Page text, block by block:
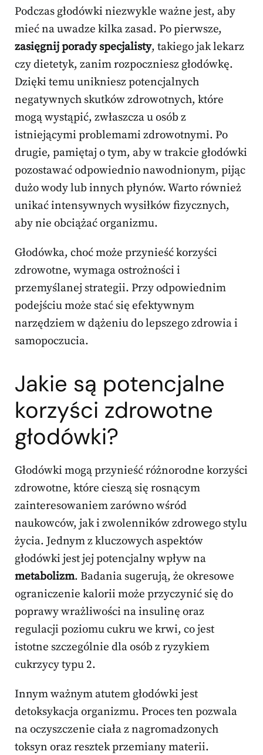
Podczas głodówki niezwykle ważne jest, aby
mieć na uwadze kilka zasad. Po pierwsze,
zasięgnij porady specjalisty, takiego jak lekarz
czy dietetyk, zanim rozpoczniesz głodówkę.
Dzięki temu unikniesz potencjalnych
negatywnych skutków zdrowotnych, które
mogą wystąpić, zwłaszcza u osób z
istniejącymi problemami zdrowotnymi. Po
drugie, pamiętaj o tym, aby w trakcie głodówki
pozostawać odpowiednio nawodnionym, pijąc
dużo wody lub innych płynów. Warto również
unikać intensywnych wysiłków fizycznych,
aby nie obciążać organizmu.
Głodówka, choć może przynieść korzyści
zdrowotne, wymaga ostrożności i
przemyślanej strategii. Przy odpowiednim
podejściu może stać się efektywnym
narzędziem w dążeniu do lepszego zdrowia i
samopoczucia.
Jakie są potencjalne
korzyści zdrowotne
głodówki?
Głodówki mogą przynieść różnorodne korzyści
zdrowotne, które cieszą się rosnącym
zainteresowaniem zarówno wśród
naukowców, jak i zwolenników zdrowego stylu
życia. Jednym z kluczowych aspektów
głodówki jest jej potencjalny wpływ na
metabolizm. Badania sugerują, że okresowe
ograniczenie kalorii może przyczynić się do
poprawy wrażliwości na insulinę oraz
regulacji poziomu cukru we krwi, co jest
istotne szczególnie dla osób z ryzykiem
cukrzycy typu 2.
Innym ważnym atutem głodówki jest
detoksykacja organizmu. Proces ten pozwala
na oczyszczenie ciała z nagromadzonych
toksyn oraz resztek przemiany materii.